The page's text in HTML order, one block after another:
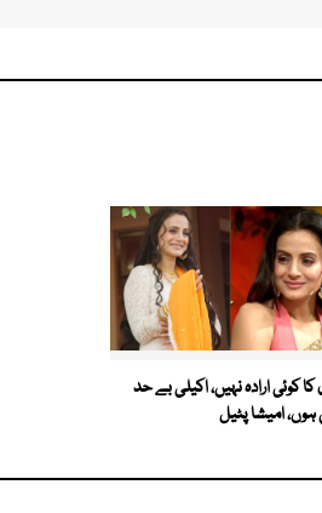
کوئی ارادہ نہیں، اکیلی بے حد
امیشا پٹیل